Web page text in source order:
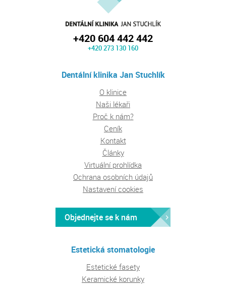
+420 604 442 442
+420 273 130 160
Dentální klinika Jan Stuchlík
O klinice
Naši lékaři
Proč k nám?
Ceník
Kontakt
Články
Virtuální prohlídka
Ochrana osobních údajů
Nastavení cookies
Objednejte se k nám
Estetická stomatologie
Estetické fasety
Keramické korunky